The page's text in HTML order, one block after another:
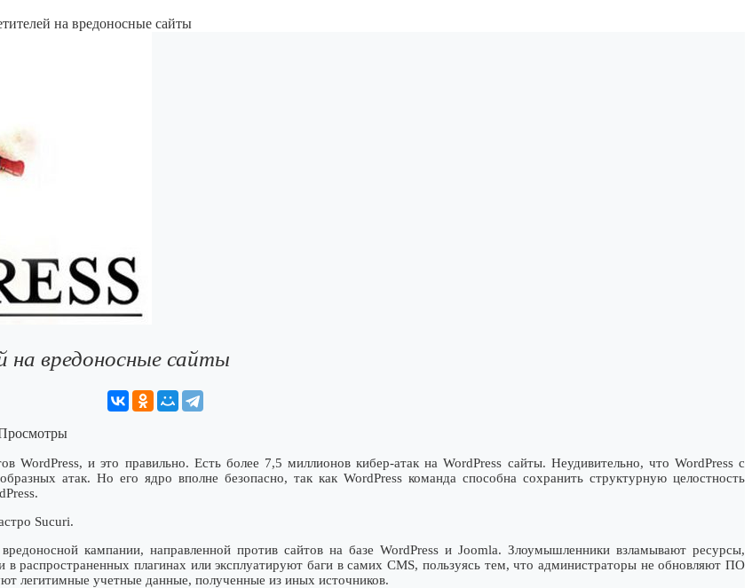
на вредоносные сайты
на вредоносные сайты
WordPress, и это правильно. Есть более 7,5 миллионов кибер-атак на WordPress сайты. Неудивительно, что WordPress с
атак. Но его ядро вполне безопасно, так как WordPress команда способна сохранить структурную целостность
Sucuri.
кампании, направленнoй против сайтов на базе WordPress и Joomla. Злоумышленники взламывают ресурсы,
распространенных плaгинах или эксплуатируют баги в самих CMS, пользуясь тем, что администраторы не обновляют ПО
легитимные учетные данные, полученные из иных иcточников.